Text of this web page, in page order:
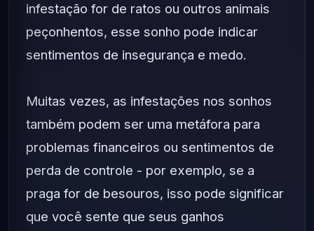
infestação for de ratos ou outros animais
peçonhentos, esse sonho pode indicar
sentimentos de insegurança e medo.
Muitas vezes, as infestações nos sonhos
também podem ser uma metáfora para
problemas financeiros ou sentimentos de
perda de controle - por exemplo, se a
praga for de besouros, isso pode significar
que você sente que seus ganhos